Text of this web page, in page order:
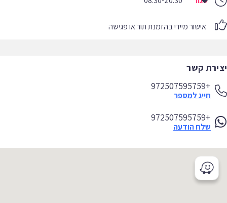
אישור מיידי בהזמנת תור או פגישה
יצירת קשר
+972507595759
חייג למספר
+972507595759
שלח הודעה